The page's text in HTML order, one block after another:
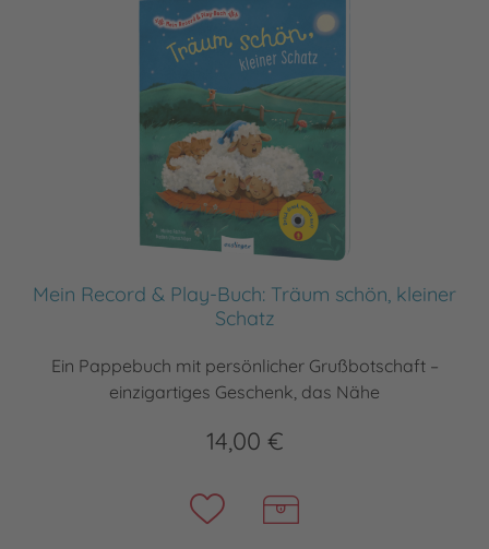
Mein Record & Play-Buch: Träum schön, kleiner
Schatz
Ein Pappebuch mit persönlicher Grußbotschaft –
einzigartiges Geschenk, das Nähe
14,00 €